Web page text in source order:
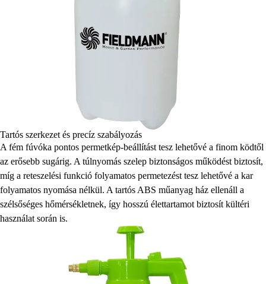
Tartós szerkezet és precíz szabályozás
A fém fúvóka pontos permetkép-beállítást tesz lehetővé a finom ködtől
az erősebb sugárig. A túlnyomás szelep biztonságos működést biztosít,
míg a reteszelési funkció folyamatos permetezést tesz lehetővé a kar
folyamatos nyomása nélkül. A tartós ABS műanyag ház ellenáll a
szélsőséges hőmérsékletnek, így hosszú élettartamot biztosít kültéri
használat során is.